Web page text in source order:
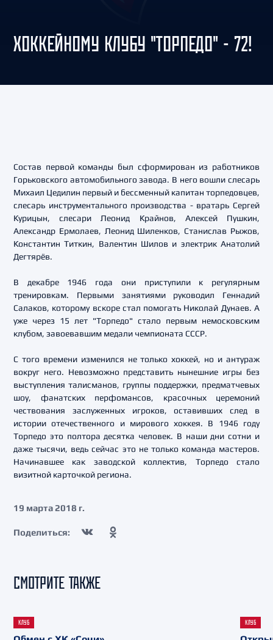
ХОККЕЙНОМУ КЛУБУ "ТОРПЕДО" - 72!
Состав первой команды был сформирован из работников
Горьковского автомобильного завода. В него вошли слесарь
Михаил Цедилин первый и бессменный капитан торпедовцев,
слесарь инструментального производства - вратарь Сергей
Курицын, слесари Леонид Крайнов, Алексей Пушкин,
Александр Ермолаев, Леонид Шиленков, Станислав Рыжов,
Константин Титкин, Валентин Шилов и электрик Анатолий
Дегтярёв.
В декабре 1946 года они приступили к регулярным
тренировкам. Первыми занятиями руководил Геннадий
Салаков, которому вскоре стал помогать Николай Дунаев. А
уже через 15 лет "Торпедо" стало первым немосковским
клубом, завоевавшим медали чемпионата СССР.
С того времени изменился не только хоккей, но и антураж
вокруг него. Невозможно представить нынешние игры без
выступления талисманов, группы поддержки, предматчевых
шоу, фанатских перфомансов, красочных церемоний
чествования заслуженных игроков, оставивших след в
истории отечественного и мирового хоккея. В 1946 году
Торпедо это полтора десятка человек. В наши дни сотни и
даже тысячи, ведь сейчас это не только команда мастеров.
Начинавшее как заводской коллектив, Торпедо стало
визитной карточкой региона.
19 марта 2018 г.
Поделиться:
СМОТРИТЕ ТАКЖЕ
КЛУБ КЛУБ